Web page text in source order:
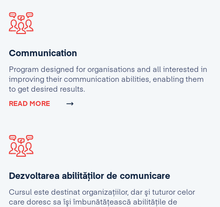
Communication
Program designed for organisations and all interested in
improving their communication abilities, enabling them
to get desired results.
READ MORE
Dezvoltarea abilităților de comunicare
Cursul este destinat organizaţiilor, dar şi tuturor celor
care doresc sa îşi îmbunătăţească abilităţile de